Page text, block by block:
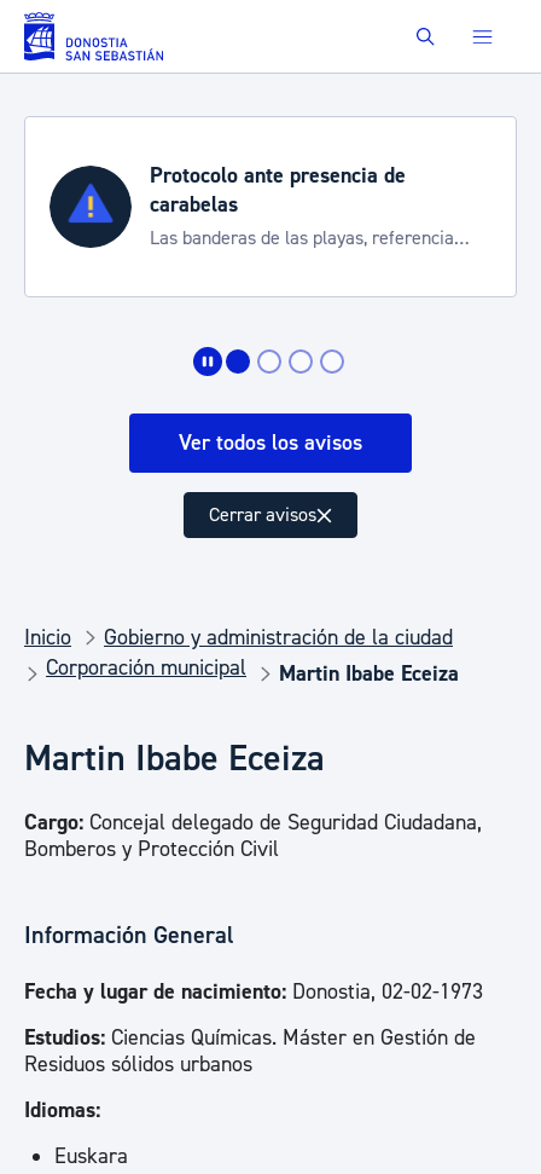
Saltar al contenido principal Buscar
Protocolo ante presencia de
carabelas
Las banderas de las playas, referencia
Ver todos los avisos
Cerrar avisos
Inicio
Gobierno y administración de la ciudad
Corporación municipal
Martin Ibabe Eceiza
Martin Ibabe Eceiza
Cargo: Concejal delegado de Seguridad Ciudadana,
Bomberos y Protección Civil
Información General
Fecha y lugar de nacimiento: Donostia, 02-02-1973
Estudios: Ciencias Químicas. Máster en Gestión de
Residuos sólidos urbanos
Idiomas:
Euskara